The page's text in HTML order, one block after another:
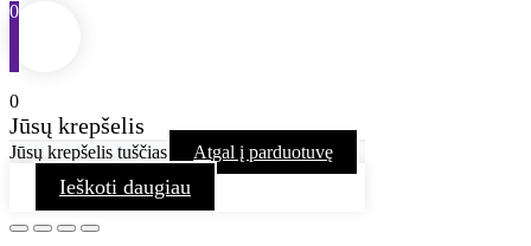
0
0
Jūsų krepšelis
Jūsų krepšelis tuščias Atgal į parduotuvę
Ieškoti daugiau